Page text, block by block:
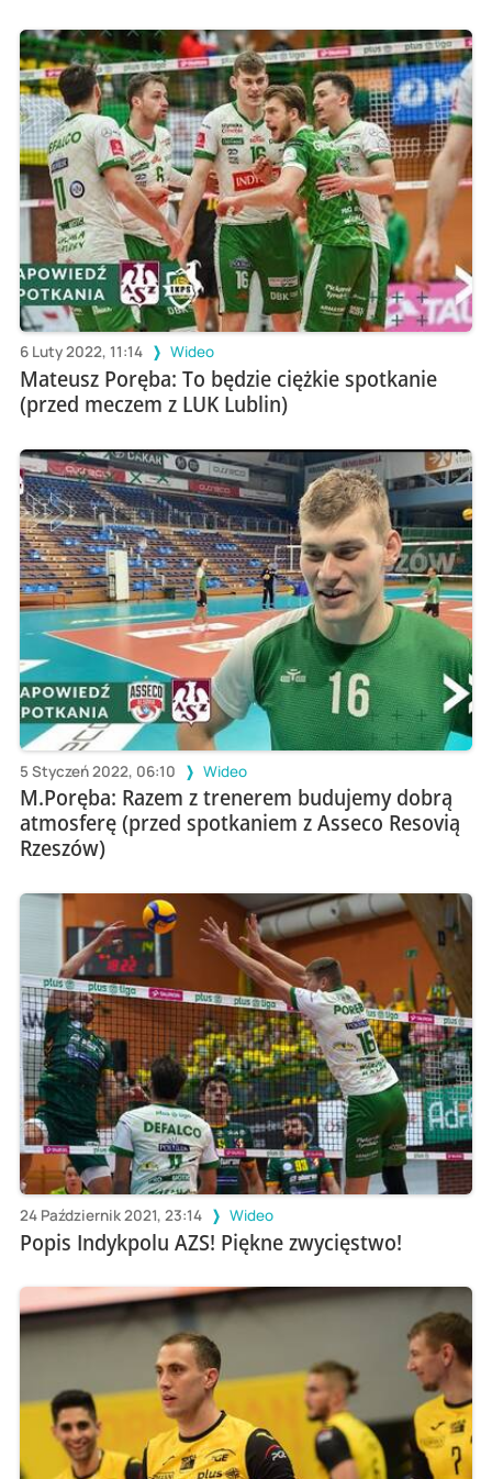
6 Luty 2022, 11:14 Wideo
Mateusz Poręba: To będzie ciężkie spotkanie
(przed meczem z LUK Lublin)
5 Styczeń 2022, 06:10 Wideo
M.Poręba: Razem z trenerem budujemy dobrą
atmosferę (przed spotkaniem z Asseco Resovią
Rzeszów)
24 Październik 2021, 23:14 Wideo
Popis Indykpolu AZS! Piękne zwycięstwo!